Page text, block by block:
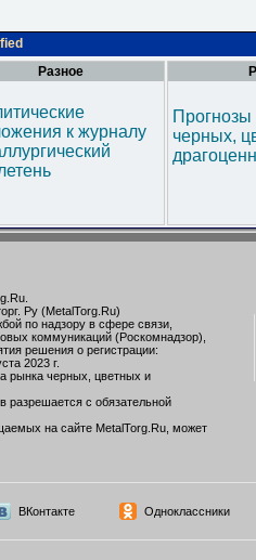
Разное
к журналу
черных,
Ру (MetalTorg.Ru)
по надзору в сфере связи,
коммуникаций (Роскомнадзор),
решения о регистрации:
2023 г.
рынка черных, цветных и
разрешается с обязательной
на сайте MetalTorg.Ru, может
ВКонтакте Одноклассники